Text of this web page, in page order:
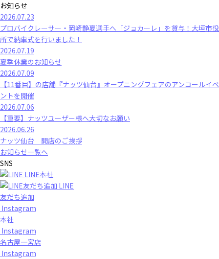
お知らせ
2026.07.23
プロバイクレーサー・岡崎静夏選手へ「ジョカーレ」を貸与！大垣市役
所で納車式を行いました！
2026.07.19
夏季休業のお知らせ
2026.07.09
【11番目】の店舗『ナッツ仙台』オープニングフェアのアンコールイベ
ントを開催
2026.07.06
【重要】ナッツユーザー様へ大切なお願い
2026.06.26
ナッツ仙台 開店のご挨拶
お知らせ一覧へ
SNS
LINE本社
LINE
友だち追加
Instagram
本社
Instagram
名古屋一宮店
Instagram